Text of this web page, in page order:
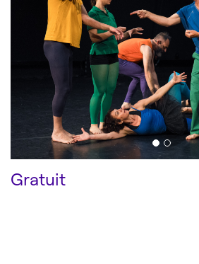
Gratuit